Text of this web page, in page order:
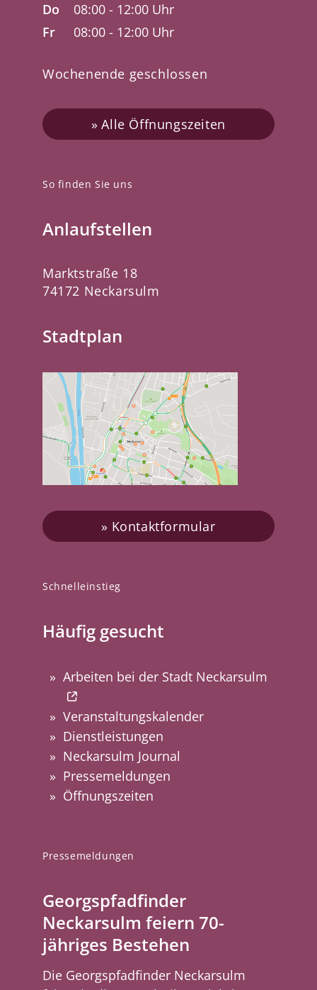
Pressemeldungen
Georgspfadfinder
Neckarsulm feiern 70-
jähriges Bestehen
Die Georgspfadfinder Neckarsulm
Schnelleinstieg
Häufig gesucht
Arbeiten bei der Stadt Neckarsulm
Veranstaltungskalender
Dienstleistungen
Neckarsulm Journal
Pressemeldungen
Öffnungszeiten
So finden Sie uns
Anlaufstellen
Marktstraße 18
74172 Neckarsulm
Stadtplan
Kontaktformular
Do
08:00 - 12:00 Uhr
Fr
08:00 - 12:00 Uhr
Wochenende geschlossen
Alle Öffnungszeiten